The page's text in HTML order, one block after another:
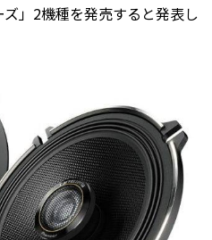
ズ」2機種を発売すると発表し